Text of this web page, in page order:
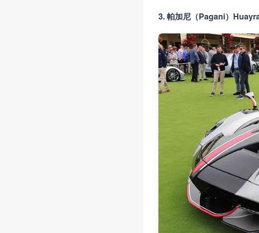
3. 帕加尼（Pagani）